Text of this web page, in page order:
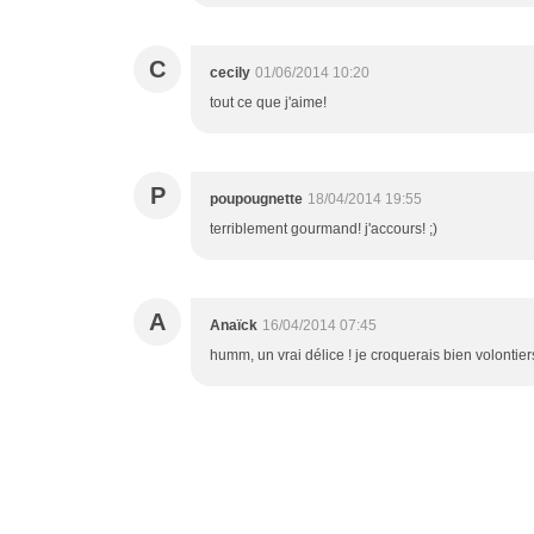
C cecily 01/06/2014 10:20
tout ce que j'aime!
P poupougnette 18/04/2014 19:55
terriblement gourmand! j'accours! ;)
A Anaïck 16/04/2014 07:45
humm, un vrai délice ! je croquerais bien